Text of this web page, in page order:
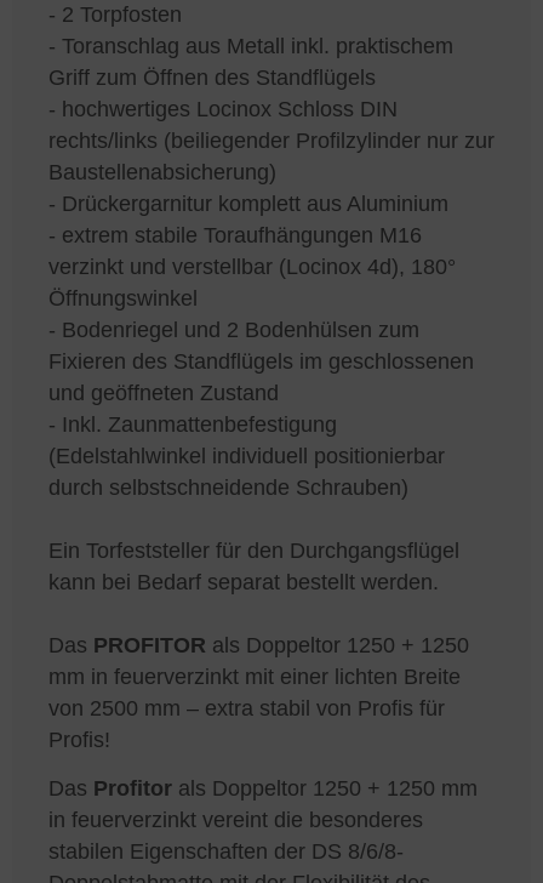
- 2 Torpfosten
- Toranschlag aus Metall inkl. praktischem
Griff zum Öffnen des Standflügels
- hochwertiges Locinox Schloss DIN
rechts/links (beiliegender Profilzylinder nur zur
Baustellenabsicherung)
- Drückergarnitur komplett aus Aluminium
- extrem stabile Toraufhängungen M16
verzinkt und verstellbar (Locinox 4d), 180°
Öffnungswinkel
- Bodenriegel und 2 Bodenhülsen zum
Fixieren des Standflügels im geschlossenen
und geöffneten Zustand
- Inkl. Zaunmattenbefestigung
(Edelstahlwinkel individuell positionierbar
durch selbstschneidende Schrauben)
Ein Torfeststeller für den Durchgangsflügel
kann bei Bedarf separat bestellt werden.
Das PROFITOR als Doppeltor 1250 + 1250
mm in feuerverzinkt mit einer lichten Breite
von 2500 mm – extra stabil von Profis für
Profis!
Das Profitor als Doppeltor 1250 + 1250 mm
in feuerverzinkt vereint die besonderes
stabilen Eigenschaften der DS 8/6/8-